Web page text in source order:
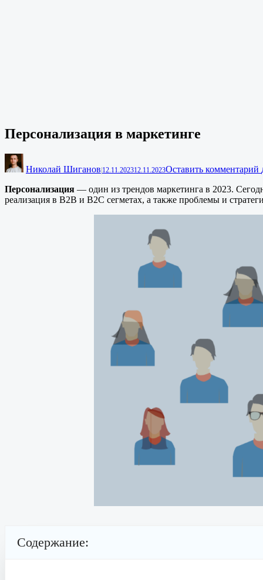
Персонализация в маркетинге
Николай Шиганов 12.11.202312.11.2023Оставить комментарий
Персонализация — один из трендов маркетинга в 2023.
реализация в B2B и B2C сегметах, а также проблемы и
Содержание: